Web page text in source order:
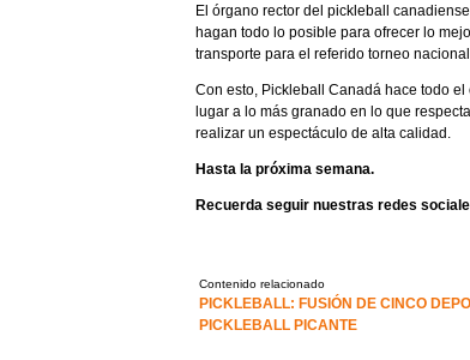
El órgano rector del pickleball
hagan todo lo posible para ofrecer lo
transporte para el referido torneo
Con esto, Pickleball Canadá hace todo
lugar a lo más granado en lo que
realizar un espectáculo de alta calidad.
Hasta la próxima semana.
Recuerda seguir nuestras redes
Contenido relacionado
PICKLEBALL: FUSIÓN DE CINCO
PICKLEBALL PICANTE